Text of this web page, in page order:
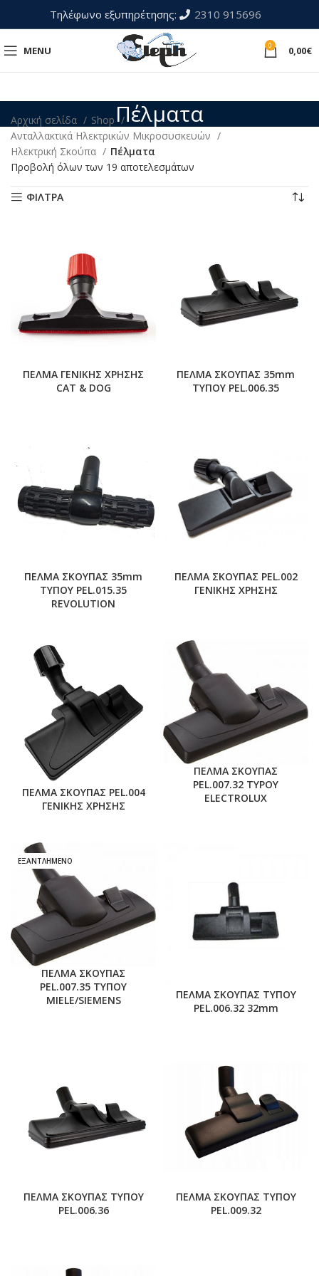
Τηλέφωνο εξυπηρέτησης: 2310 915696
MENU 0 0,00€
Πέλματα
Αρχική σελίδα
Shop
Ανταλλακτικά Ηλεκτρικών Μικροσυσκευών
Ηλεκτρική Σκούπα
Πέλματα
Προβολή όλων των 19 αποτελεσμάτων
ΦΙΛΤΡΑ
ΠΕΛΜΑ ΓΕΝΙΚΗΣ ΧΡΗΣΗΣ
CAT & DOG
ΠΕΛΜΑ ΣΚΟΥΠΑΣ 35mm
ΤΥΠΟΥ PEL.006.35
ΠΕΛΜΑ ΣΚΟΥΠΑΣ 35mm
ΤΥΠΟΥ PEL.015.35
REVOLUTION
ΠΕΛΜΑ ΣΚΟΥΠΑΣ PEL.002
ΓΕΝΙΚΗΣ ΧΡΗΣΗΣ
ΠΕΛΜΑ ΣΚΟΥΠΑΣ PEL.004
ΓΕΝΙΚΗΣ ΧΡΗΣΗΣ
ΠΕΛΜΑ ΣΚΟΥΠΑΣ
PEL.007.32 TYPOY
ELECTROLUX
ΕΞΑΝΤΛΗΜΕΝΟ
ΠΕΛΜΑ ΣΚΟΥΠΑΣ
PEL.007.35 ΤΥΠΟΥ
MIELE/SIEMENS
ΠΕΛΜΑ ΣΚΟΥΠΑΣ ΤΥΠΟΥ
PEL.006.32 32mm
ΠΕΛΜΑ ΣΚΟΥΠΑΣ ΤΥΠΟΥ
PEL.006.36
ΠΕΛΜΑ ΣΚΟΥΠΑΣ ΤΥΠΟΥ
PEL.009.32